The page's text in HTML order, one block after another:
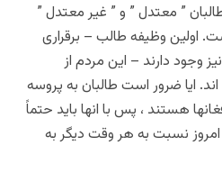
” معتدل ” و ” غیر معتدل ”
وظیفه طالب – برقراری
وجود دارند – این مردم از
ایا ضرور است طالبان به پروسه
هستند ، پس با انها باید حتماً
نسبت به هر وقت دیگر به